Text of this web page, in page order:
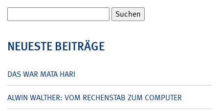
nach:
NEUESTE BEITRÄGE
DAS WAR MATA HARI
ALWIN WALTHER: VOM RECHENSTAB ZUM COMPUTER